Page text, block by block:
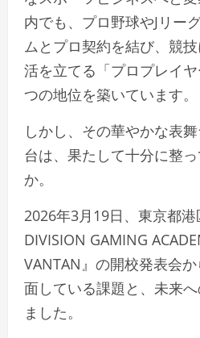
内でも、プロ野球やJリー
ムとプロ契約を結び、競
活を立てる「プロプレイ
つの地位を築いています。
しかし、その華やかな表
台は、果たして十分に整
か。
2026年3月19日、東京都
DIVISION GAMING
VANTAN』の開校発表会
面している課題と、未来
ました。